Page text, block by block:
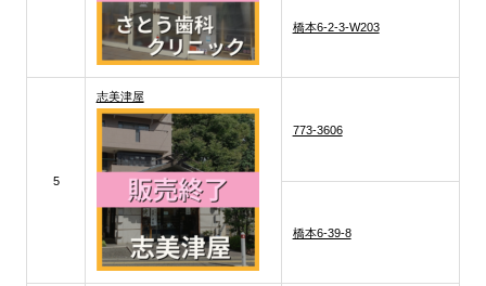
橋本6-2-3-W203
5
志美津屋
773-3606
橋本6-39-8